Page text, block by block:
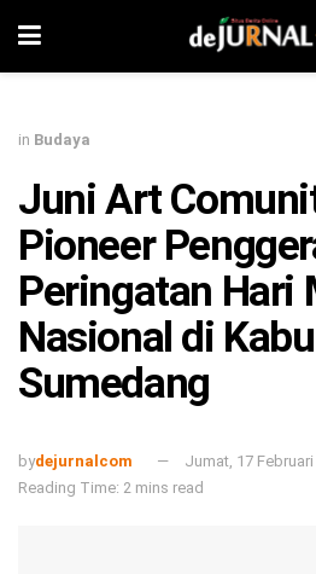
in Budaya
Juni Art
Pioneer
Peringatan Hari
Nasional di
Sumedang
bydejurnalcom
Jumat, 17 Februari
Reading Time: 2 mins read